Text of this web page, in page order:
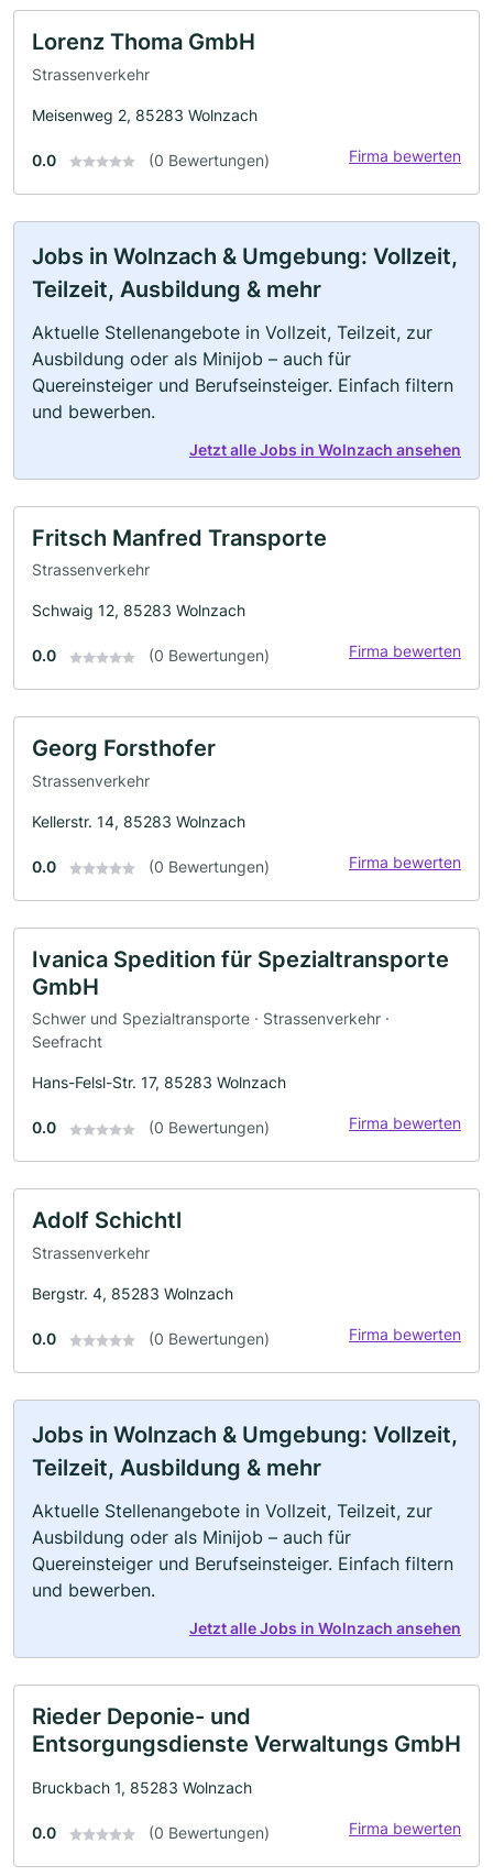
Lorenz Thoma GmbH
Strassenverkehr
Meisenweg 2, 85283 Wolnzach
0.0 (0 Bewertungen) Firma bewerten
Jobs in Wolnzach & Umgebung: Vollzeit,
Teilzeit, Ausbildung & mehr
Aktuelle Stellenangebote in Vollzeit, Teilzeit, zur
Ausbildung oder als Minijob – auch für
Quereinsteiger und Berufseinsteiger. Einfach filtern
und bewerben.
Jetzt alle Jobs in Wolnzach ansehen
Fritsch Manfred Transporte
Strassenverkehr
Schwaig 12, 85283 Wolnzach
0.0 (0 Bewertungen) Firma bewerten
Georg Forsthofer
Strassenverkehr
Kellerstr. 14, 85283 Wolnzach
0.0 (0 Bewertungen) Firma bewerten
Ivanica Spedition für Spezialtransporte
GmbH
Schwer und Spezialtransporte · Strassenverkehr ·
Seefracht
Hans-Felsl-Str. 17, 85283 Wolnzach
0.0 (0 Bewertungen) Firma bewerten
Adolf Schichtl
Strassenverkehr
Bergstr. 4, 85283 Wolnzach
0.0 (0 Bewertungen) Firma bewerten
Jobs in Wolnzach & Umgebung: Vollzeit,
Teilzeit, Ausbildung & mehr
Aktuelle Stellenangebote in Vollzeit, Teilzeit, zur
Ausbildung oder als Minijob – auch für
Quereinsteiger und Berufseinsteiger. Einfach filtern
und bewerben.
Jetzt alle Jobs in Wolnzach ansehen
Rieder Deponie- und
Entsorgungsdienste Verwaltungs GmbH
Bruckbach 1, 85283 Wolnzach
0.0 (0 Bewertungen) Firma bewerten